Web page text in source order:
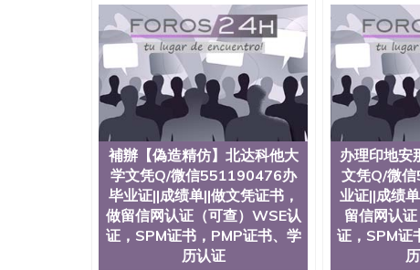
圣何塞州立大学文凭（San Jose State University
塞州立大学学历（San Jose State University）圣
大学学历（San Jose State University）圣何塞州
（San Jose State University）圣何塞州立大学
State University）圣何塞州立大学学位证（San
State University）圣何塞州立大学学位证（San
University）圣何塞州立大学（San Jose State
何塞州立大学（San Jose State University）圣何
立大学学位证（San Jose State University）圣何
立大学结业证（San Jose State University）圣何
立大学学位证（San Jose State University）圣何
立大学学历证书（San Jose State University）圣
塞州立大学学历证书（San Jose State University
读CQU中央昆士兰大学学历 绩单购买学位证书/澳
学历offieUniversityofSouthernQueensland 澳洲
補辦【偽造精仿】北达科他大
学文凭Q/微信551190476办
毕业证||成绩单||做文凭证书，
做留信网认证（可查）WSE认
证，SPM证书，PMP证书、学
历认证
办理印地安
文凭Q/微
业证||成绩
留信网认
证，SPM证